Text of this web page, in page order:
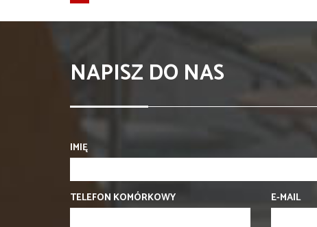
NAPISZ DO NAS
IMIĘ
TELEFON KOMÓRKOWY E-MAIL